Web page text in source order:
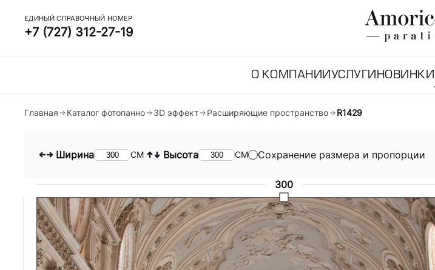
ЕДИНЫЙ СПРАВОЧНЫЙ НОМЕР
+7 (727) 312-27-19
О КОМПАНИИ УСЛУГИ НОВИНКИ
Главная Каталог фотопанно 3D эффект Расширяющие пространство R1429
Ширина СМ Высота СМ Сохранение размера и пропорции